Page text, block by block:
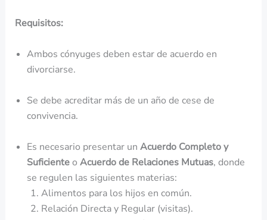
Requisitos:
Ambos cónyuges deben estar de acuerdo en
divorciarse.
Se debe acreditar más de un año de cese de
convivencia.
Es necesario presentar un Acuerdo Completo y
Suficienteo Acuerdo de Relaciones Mutuas, donde
se regulen las siguientes materias:
Alimentos para los hijos en común.
Relación Directa y Regular (visitas).